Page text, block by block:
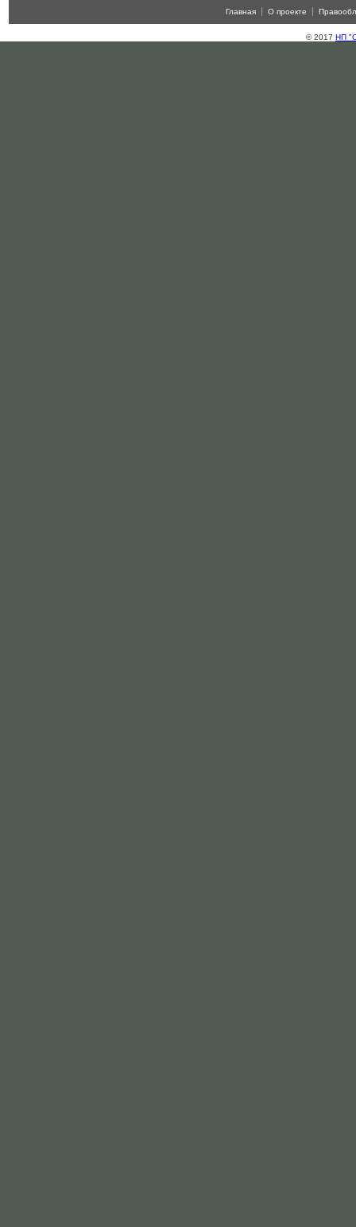
Главная О проекте
© 2017 НП